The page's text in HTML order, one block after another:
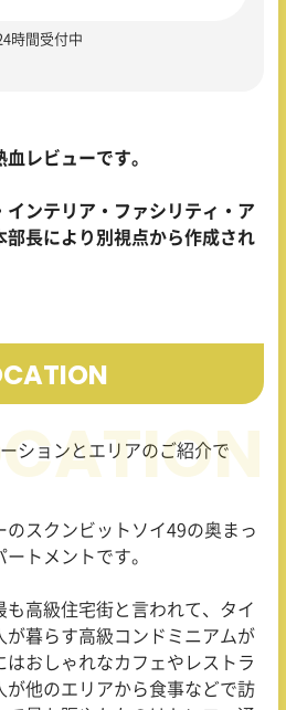
時間受付中
レビューです。
ンテリア・ファシリティ・ア
部長により別視点から作成され
ションとエリアのご紹介で
のスクンビットソイ49の奥まっ
トメントです。
も高級住宅街と言われて、タイ
が暮らす高級コンドミニアムが
はおしゃれなカフェやレストラ
が他のエリアから食事などで訪